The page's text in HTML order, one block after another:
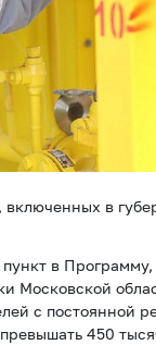
включенных в
в
Московской
с постоянной
450